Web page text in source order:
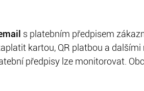
s platebním předpisem
kartou, QR platbou a
předpisy lze monitorovat.